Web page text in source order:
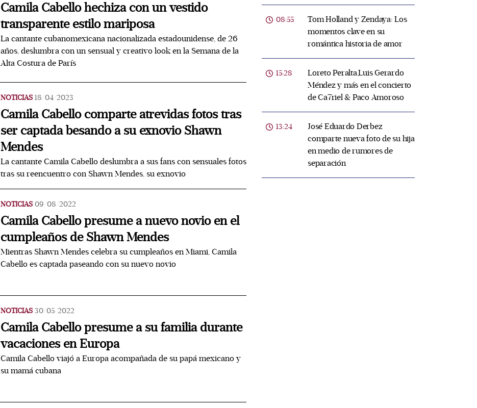
Camila Cabello hechiza con un vestido
transparente estilo mariposa
La cantante cubanomexicana nacionalizada estadounidense, de 26
años, deslumbra con un sensual y creativo look en la Semana de la
Alta Costura de París
NOTICIAS 18/04/2023
Camila Cabello comparte atrevidas fotos tras
ser captada besando a su exnovio Shawn
Mendes
La cantante Camila Cabello deslumbra a sus fans con sensuales fotos
tras su reencuentro con Shawn Mendes, su exnovio
NOTICIAS 09/08/2022
Camila Cabello presume a nuevo novio en el
cumpleaños de Shawn Mendes
Mientras Shawn Mendes celebra su cumpleaños en Miami, Camila
Cabello es captada paseando con su nuevo novio
NOTICIAS 30/05/2022
Camila Cabello presume a su familia durante
vacaciones en Europa
Camila Cabello viajó a Europa acompañada de su papá mexicano y
su mamá cubana
08:55
Tom Holland y Zendaya: Los
momentos clave en su
romántica historia de amor
15:28
Loreto Peralta,Luis Gerardo
Méndez y más en el concierto
de Ca7riel & Paco Amoroso
13:24
José Eduardo Derbez
comparte nueva foto de su hija
en medio de rumores de
separación